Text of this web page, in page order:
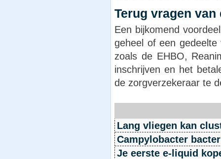
Terug vragen
Een bijkomend
geheel of een
zoals de EHBO,
inschrijven en het
de zorgverzekeraar te
Lang vliegen kan
Campylobacter
Je eerste e-liquid